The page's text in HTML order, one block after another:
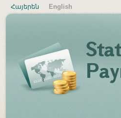
Հայերեն English